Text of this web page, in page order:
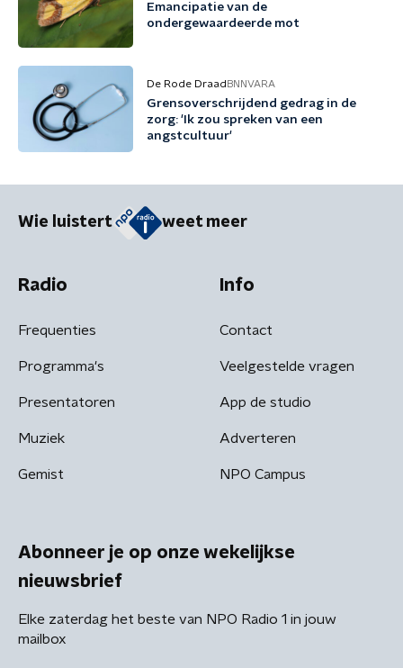
Emancipatie van de
ondergewaardeerde mot
De Rode Draad BNNVARA
Grensoverschrijdend gedrag in de
zorg: 'Ik zou spreken van een
angstcultuur'
Wie luistert weet meer
Radio
Frequenties
Programma's
Presentatoren
Muziek
Gemist
Info
Contact
Veelgestelde vragen
App de studio
Adverteren
NPO Campus
Abonneer je op onze wekelijkse
nieuwsbrief
Elke zaterdag het beste van NPO Radio 1 in jouw
mailbox